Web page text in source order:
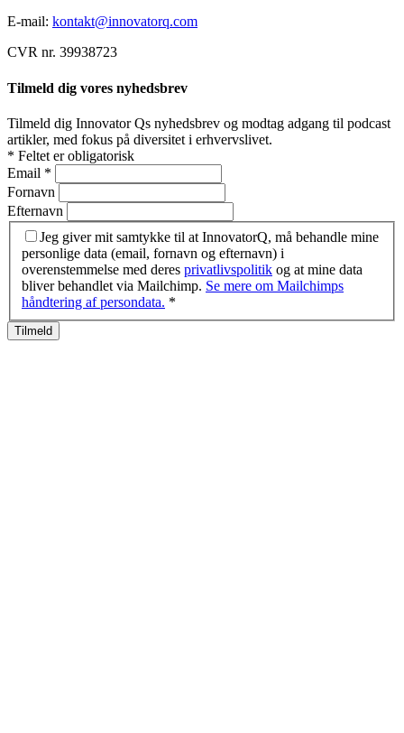
E-mail: kontakt@innovatorq.com
CVR nr. 39938723
Tilmeld dig vores nyhedsbrev
Tilmeld dig Innovator Qs nyhedsbrev og modtag adgang til podcast
artikler, med fokus på diversitet i erhvervslivet.
* Feltet er obligatorisk
Email *
Fornavn
Efternavn
Jeg giver mit samtykke til at InnovatorQ, må behandle mine
personlige data (email, fornavn og efternavn) i
overenstemmelse med deres privatlivspolitik og at mine data
bliver behandlet via Mailchimp. Se mere om Mailchimps
håndtering af persondata. *